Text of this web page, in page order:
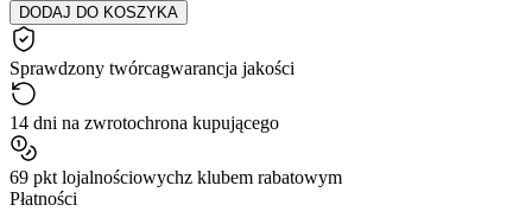
DODAJ DO KOSZYKA
Sprawdzony twórcagwarancja jakości
14 dni na zwrotochrona kupującego
69 pkt lojalnościowychz klubem rabatowym
Płatności